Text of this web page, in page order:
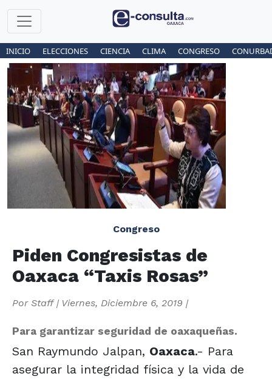
INICIO ELECCIONES CIENCIA CLIMA CONGRESO
Congreso
Piden Congresistas de
Oaxaca “Taxis Rosas”
Por Staff| Viernes, Diciembre 6, 2019 |
Para garantizar seguridad de oaxaqueñas.
San Raymundo Jalpan, Oaxaca.- Para
asegurar la integridad física y la vida de